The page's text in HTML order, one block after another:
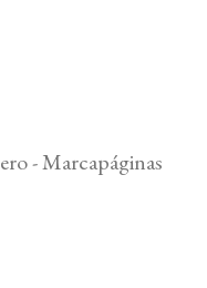
- Marcapáginas